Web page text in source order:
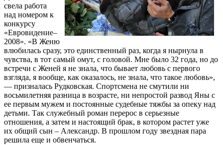
свела работа
над номером к
конкурсу
«Евровидение–
2008». «В Женю
влюбилась сразу, это единственный раз, когда я нырнула в
чувства, в тот самый омут, с головой. Мне было 32 года, но до
встречи с Женей я не знала, что бывает любовь с первого
взгляда, я вообще, как оказалось, не знала, что такое любовь»,
— призналась Рудковская. Спортсмена не смутили ни
восьмилетняя разница в возрасте, ни непростой развод Яны с
ее первым мужем и постоянные судебные тяжбы за опеку над
детьми. Так служебный роман перерос в серьезные
отношения, а затем и настоящий брак, в котором растет уже
их общий сын – Александр. В прошлом году звездная пара
решила еще и обвенчаться.